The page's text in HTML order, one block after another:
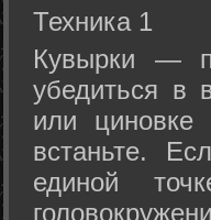
Техника 1
Кувырки —
убедиться в
или циновке
встаньте.
единой